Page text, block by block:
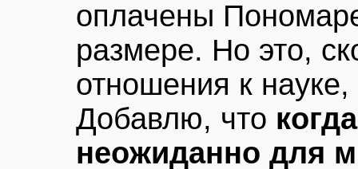
оплачены
размере. Но это,
отношения к
Добавлю, что
неожиданно для